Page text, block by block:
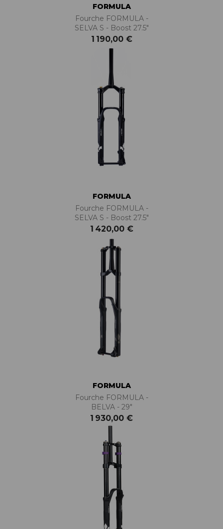
FORMULA
Fourche FORMULA -
SELVA S - Boost 27.5"
1 190,00 €
FORMULA
Fourche FORMULA -
SELVA S - Boost 27.5"
1 420,00 €
FORMULA
Fourche FORMULA -
BELVA - 29"
1 930,00 €